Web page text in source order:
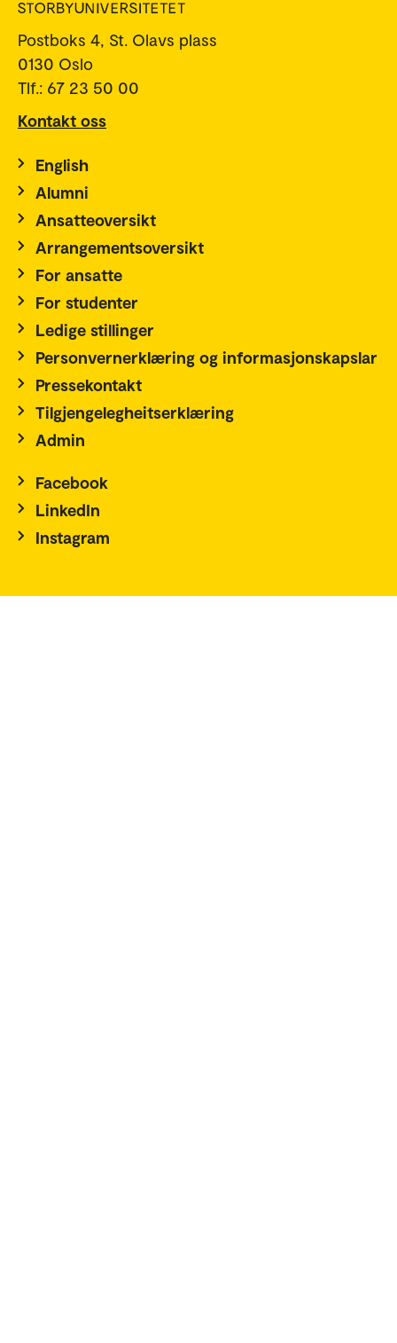
Postboks 4, St. Olavs plass
0130 Oslo
Tlf.: 67 23 50 00
Kontakt oss
English
Alumni
Ansatteoversikt
Arrangementsoversikt
For ansatte
For studenter
Ledige stillinger
Personvernerklæring og informasjonskapslar
Pressekontakt
Tilgjengelegheitserklæring
Admin
Facebook
LinkedIn
Instagram